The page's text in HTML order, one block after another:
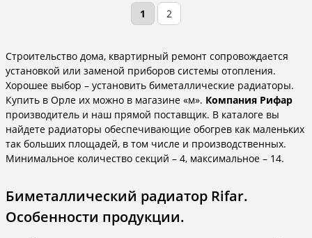
1 2
Строительство дома, квартирный ремонт сопровождается
установкой или заменой приборов системы отопления.
Хорошее выбор – установить биметаллические радиаторы.
Купить в Орле их можно в магазине «м». Компания Рифар
производитель и наш прямой поставщик. В каталоге вы
найдете радиаторы обеспечивающие обогрев как маленьких
так больших площадей, в том числе и производственных.
Минимальное количество секций – 4, максимальное – 14.
Биметаллический радиатор Rifar.
Особенности продукции.